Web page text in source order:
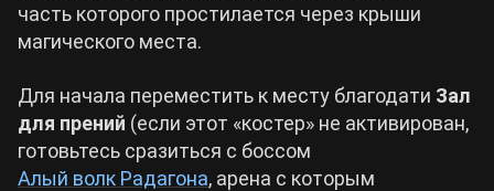
часть которого простилается через крыши
магического места.
Для начала переместить к месту благодати Зал
для прений (если этот «костер» не активирован,
готовьтесь сразиться с боссом
Алый волк Радагона, арена с которым